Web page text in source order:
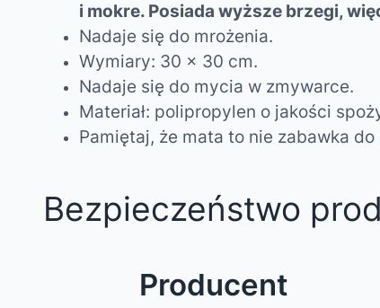
i mokre. Posiada wyższe brzegi,
Nadaje się do mrożenia.
Wymiary: 30 x 30 cm.
Nadaje się do mycia w zmywarce.
Materiał: polipropylen o jakości
Pamiętaj, że mata to nie zabawka
Bezpieczeństwo
Producent